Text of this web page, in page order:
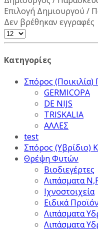
Επιλογή Δημιουργού /
Δεν βρέθηκαν εγγραφές
Κατηγορίες
Σπόρος (Ποικιλία)
GERMICOPA
DE NIJS
TRISKALIA
ΑΛΛΕΣ
test
Σπόρος (Υβρίδιο)
Θρέψη Φυτών
Βιοδιεγέρτες
Λιπάσματα
Ιχνοστοιχεία
Ειδικά
Λιπάσματα
Λιπάσματα